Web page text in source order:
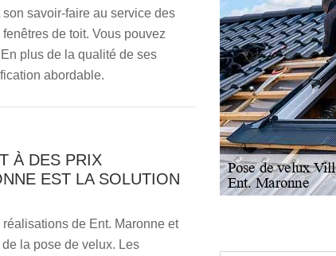
savoir-faire au service des
de toit. Vous pouvez
plus de la qualité de ses
abordable.
À DES PRIX
EST LA SOLUTION
réalisations de Ent. Maronne et
la pose de velux. Les